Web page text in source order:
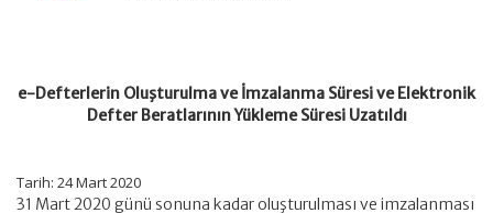
e-Defterlerin Oluşturulma ve İmzalanma Süresi ve Elektronik
Defter Beratlarının Yükleme Süresi Uzatıldı
Tarih: 24 Mart 2020
31 Mart 2020 günü sonuna kadar oluşturulması ve imzalanması